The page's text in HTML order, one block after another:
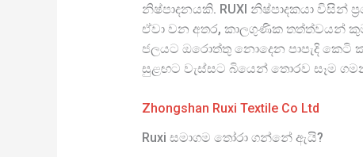
නිෂ්පාදනයකි. RUXI නිෂ්පාදකයා
ඒවා වන අතර, කාලගුණික තත්ත්වයන්
ජලයට ඔරොත්තු නොදෙන පාපැදි කෙටි
සුළඟට වැස්සට බියෙන් තොරව සෑම
Zhongshan Ruxi Textile Co Ltd
Ruxi සමාගම තෝරා ගන්නේ ඇයි?